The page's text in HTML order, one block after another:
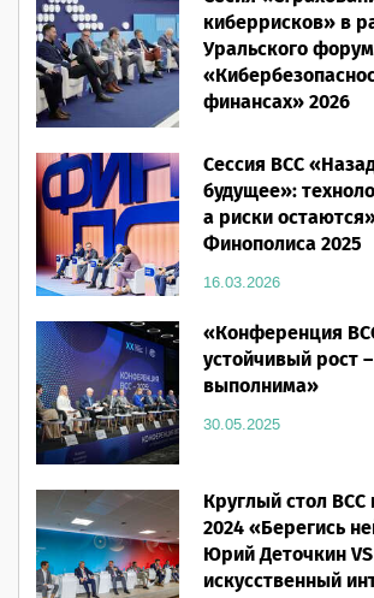
киберрисков» в
Уральского
финансах» 2026
Сессия ВСС
будущее»:
а риски
Финополиса 2025
16.03.2026
«Конференция
устойчивый рост
выполнима»
30.05.2025
Круглый стол ВСС
2024 «Берегись
Юрий Деточкин VS
искусственный